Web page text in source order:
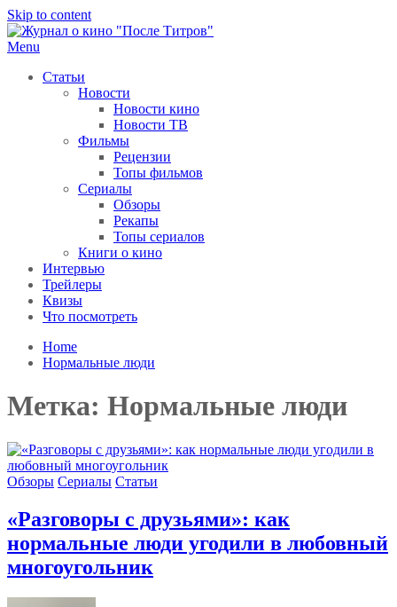
Skip to content
Menu
Статьи
Новости
Новости кино
Новости ТВ
Фильмы
Рецензии
Топы фильмов
Сериалы
Обзоры
Рекапы
Топы сериалов
Книги о кино
Интервью
Трейлеры
Квизы
Что посмотреть
Home
Нормальные люди
Метка: Нормальные люди
Обзоры Сериалы Статьи
«Разговоры с друзьями»: как
нормальные люди угодили в любовный
многоугольник